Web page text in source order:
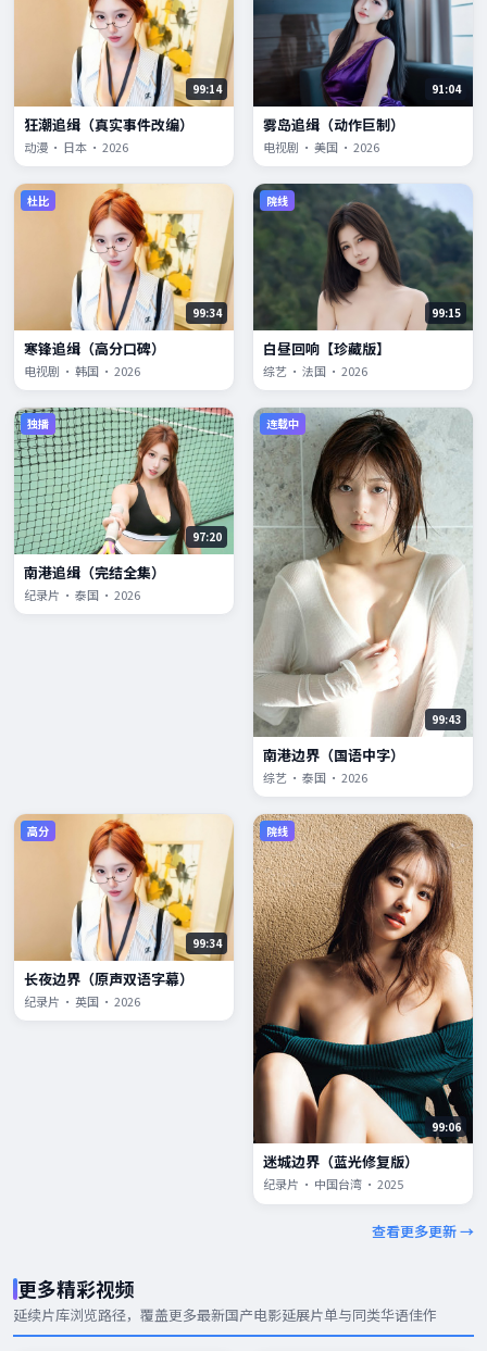
99:14
狂潮追缉（真实事件改编）
动漫 · 日本 · 2026
91:04
雾岛追缉（动作巨制）
电视剧 · 美国 · 2026
杜比
99:34
寒锋追缉（高分口碑）
电视剧 · 韩国 · 2026
院线
99:15
白昼回响【珍藏版】
综艺 · 法国 · 2026
独播
97:20
南港追缉（完结全集）
纪录片 · 泰国 · 2026
连载中
99:43
南港边界（国语中字）
综艺 · 泰国 · 2026
高分
99:34
长夜边界（原声双语字幕）
纪录片 · 英国 · 2026
院线
99:06
迷城边界（蓝光修复版）
纪录片 · 中国台湾 · 2025
查看更多更新 →
更多精彩视频
延续片库浏览路径，覆盖更多最新国产电影延展片单与同类华语佳作